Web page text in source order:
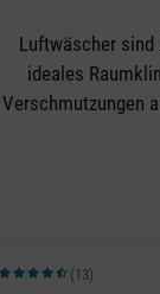
Luftwäscher sind
ideales
Verschmutzungen
Durchschnittliche
(13)